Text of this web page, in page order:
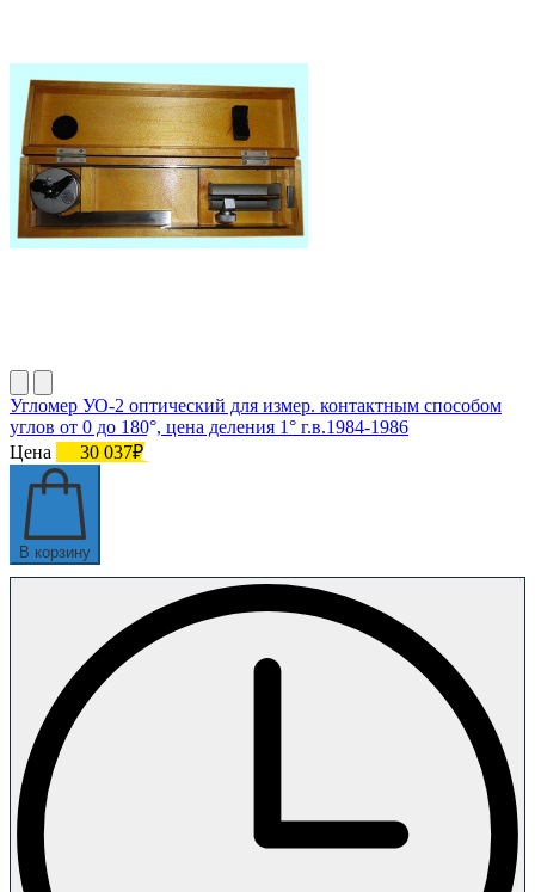
Угломер УО-2 оптический для измер. контактным способом
углов от 0 до 180°, цена деления 1° г.в.1984-1986
Цена
30 037₽
В корзину